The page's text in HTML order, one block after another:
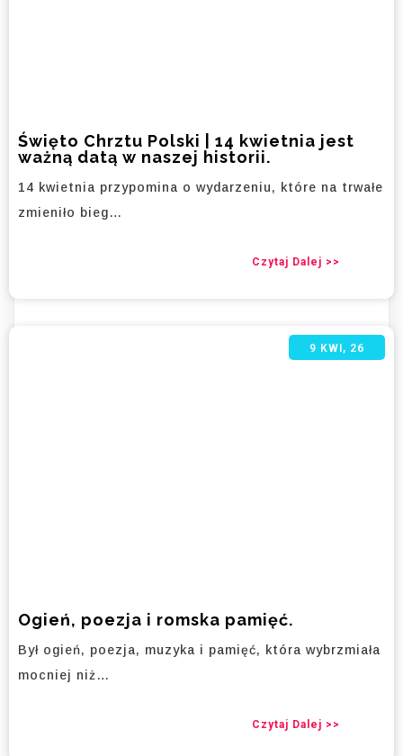
Święto Chrztu Polski | 14 kwietnia jest
ważną datą w naszej historii.
14 kwietnia przypomina o wydarzeniu, które na trwałe
zmieniło bieg…
Czytaj Dalej >>
Ogień, poezja i romska pamięć.
9 KWI, 26
Był ogień, poezja, muzyka i pamięć, która wybrzmiała
mocniej niż…
Czytaj Dalej >>